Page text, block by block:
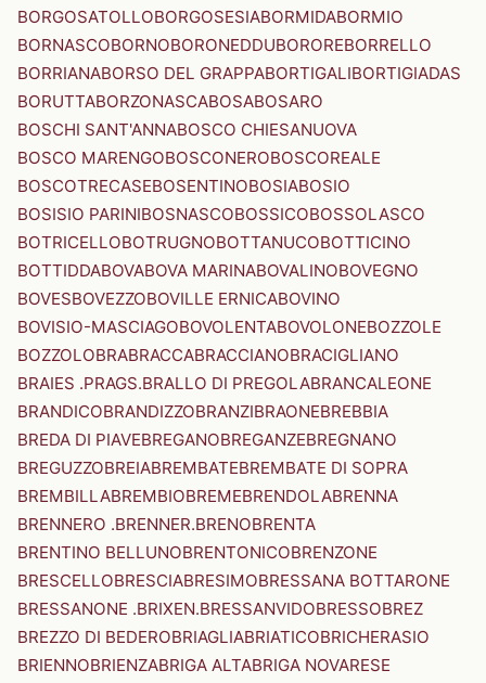
BORGOSATOLLOBORGOSESIABORMIDABORMIO
BORNASCOBORNOBORONEDDUBOROREBORRELLO
BORRIANABORSO DEL GRAPPABORTIGALIBORTIGIADAS
BORUTTABORZONASCABOSABOSARO
BOSCHI SANT'ANNABOSCO CHIESANUOVA
BOSCO MARENGOBOSCONEROBOSCOREALE
BOSCOTRECASEBOSENTINOBOSIABOSIO
BOSISIO PARINIBOSNASCOBOSSICOBOSSOLASCO
BOTRICELLOBOTRUGNOBOTTANUCOBOTTICINO
BOTTIDDABOVABOVA MARINABOVALINOBOVEGNO
BOVESBOVEZZOBOVILLE ERNICABOVINO
BOVISIO-MASCIAGOBOVOLENTABOVOLONEBOZZOLE
BOZZOLOBRABRACCABRACCIANOBRACIGLIANO
BRAIES .PRAGS.BRALLO DI PREGOLABRANCALEONE
BRANDICOBRANDIZZOBRANZIBRAONEBREBBIA
BREDA DI PIAVEBREGANOBREGANZEBREGNANO
BREGUZZOBREIABREMBATEBREMBATE DI SOPRA
BREMBILLABREMBIOBREMEBRENDOLABRENNA
BRENNERO .BRENNER.BRENOBRENTA
BRENTINO BELLUNOBRENTONICOBRENZONE
BRESCELLOBRESCIABRESIMOBRESSANA BOTTARONE
BRESSANONE .BRIXEN.BRESSANVIDOBRESSOBREZ
BREZZO DI BEDEROBRIAGLIABRIATICOBRICHERASIO
BRIENNOBRIENZABRIGA ALTABRIGA NOVARESE